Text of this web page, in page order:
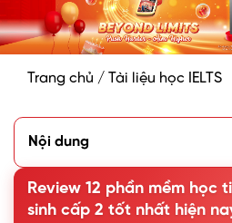
Trang chủ / Tài liệu học IELTS
Nội dung
1.1. Ngữ pháp tiếng Anh
1.2. Bài Tập Ngữ Pháp Tiếng
Review 12 phần mềm học
sinh cấp 2 tốt nhất hiện